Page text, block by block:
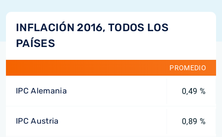
INFLACIÓN 2016, TODOS LOS
PAÍSES
PROMEDIO
IPC Alemania 0,49 %
IPC Austria 0,89 %